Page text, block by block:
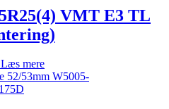
VMT E3 TL
Læs mere